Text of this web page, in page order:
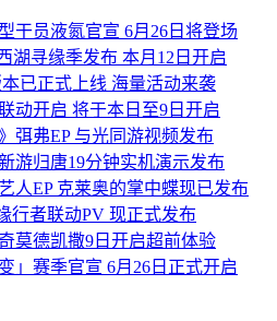
干员液氮官宣 6月26日将登场
湖寻缘季发布 本月12日开启
已正式上线 海量活动来袭
动开启 将于本日至9日开启
弭弗EP 与光同游视频发布
游归唐19分钟实机演示发布
人EP 克莱奥的掌中蝶现已发布
行者联动PV 现正式发布
莫德凯撒9日开启超前体验
」赛季官宣 6月26日正式开启